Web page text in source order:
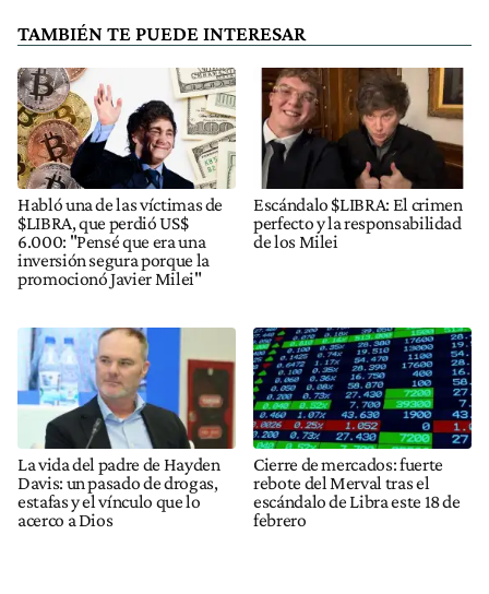
TAMBIÉN TE PUEDE INTERESAR
Habló una de las víctimas de
$LIBRA, que perdió US$
6.000: "Pensé que era una
inversión segura porque la
promocionó Javier Milei"
Escándalo $LIBRA: El crimen
perfecto y la responsabilidad
de los Milei
La vida del padre de Hayden
Davis: un pasado de drogas,
estafas y el vínculo que lo
acerco a Dios
Cierre de mercados: fuerte
rebote del Merval tras el
escándalo de Libra este 18 de
febrero